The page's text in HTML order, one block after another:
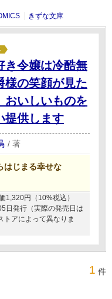
きずな文庫
き令嬢は冷酷無
様の笑顔が見た
おいしいものを
提供します
/ 著
はじまる幸せな
1,320円（10%税込）
日発行（実際の発売日は
トアによって異なりま
1 件